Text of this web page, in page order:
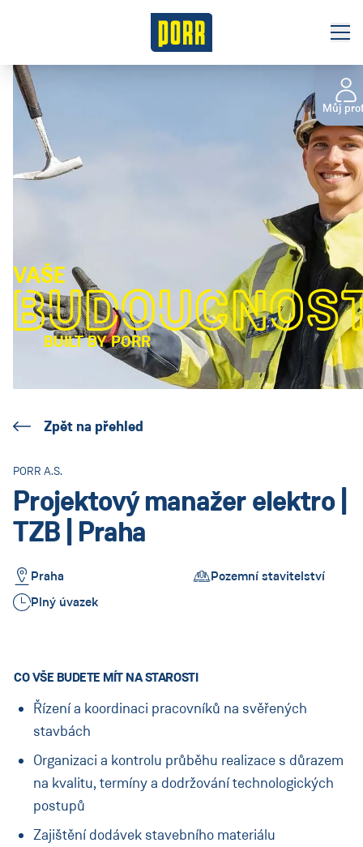
Volná místa
O nás
Benefity
Naše pozice
Kontakt
(Aktuell:
Česká republika
VAŠE
BUILT BY PORR
Zpět na přehled
PORR A.S.
Projektový manažer elektro |
TZB | Praha
Praha
Pozemní stavitelství
Plný úvazek
CO VŠE BUDETE MÍT NA STAROSTI
Řízení a koordinaci pracovníků na svěřených
stavbách
Organizaci a kontrolu průběhu realizace s důrazem
na kvalitu, termíny a dodržování technologických
postupů
Zajištění dodávek stavebního materiálu
Můj